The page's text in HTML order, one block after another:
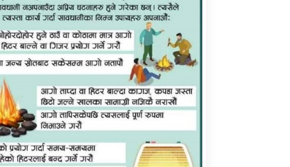
कर्णाली प्राविधि शिक्षालय जुम्लाको सुचना